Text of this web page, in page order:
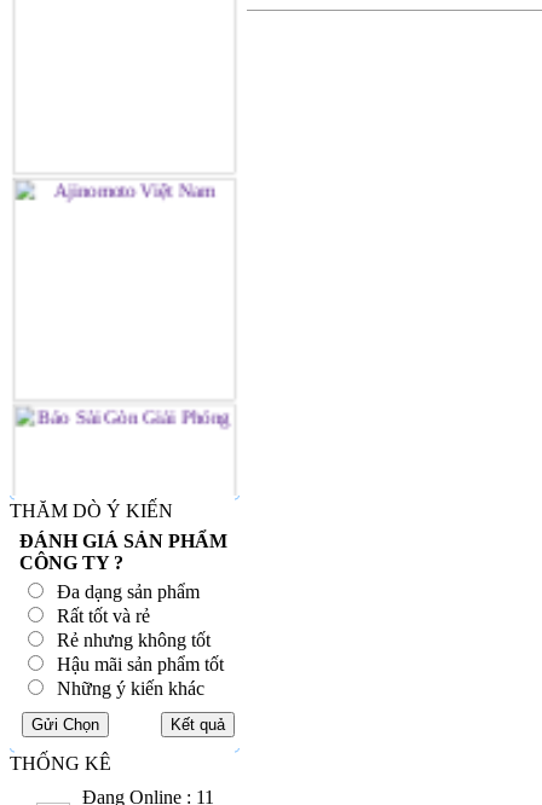
THĂM DÒ Ý KIẾN
ĐÁNH GIÁ SẢN PHẨM
CÔNG TY ?
Đa dạng sản phẩm
Rất tốt và rẻ
Rẻ nhưng không tốt
Hậu mãi sản phẩm tốt
Những ý kiến khác
THỐNG KÊ
Đang Online : 11